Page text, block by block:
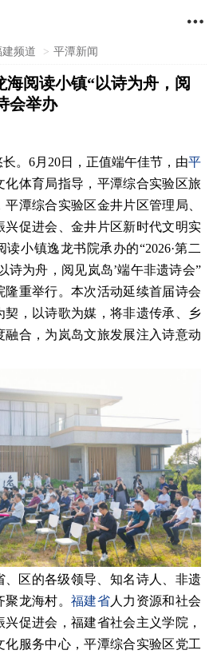

建频道 > 平潭新闻
海阅读小镇“以诗为舟，阅
会举办
。6月20日，正值端午佳节，由平
化体育局指导，平潭综合实验区旅
潭综合实验区金井片区管理局、
兴促进会、金井片区新时代文明实
小镇逸龙书院承办的“2026·第二
诗为舟，阅见岚岛’端午非遗诗会”
隆重举行。本次活动延续首届诗会
契，以诗歌为媒，将非遗传承、乡
融合，为岚岛文旅发展注入诗意动
、区的各级领导、知名诗人、非遗
龙海村。 福建省人力资源和社会
兴促进会，福建省社会主义学院，
化服务中心，平潭综合实验区党工